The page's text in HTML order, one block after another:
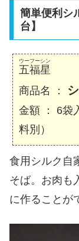
簡単便利シ
台】
五福星
ウーフーシン
商品名 ：
金額 ： 6袋
料別）
食用シルク自
そば。お肉も
に作ることが